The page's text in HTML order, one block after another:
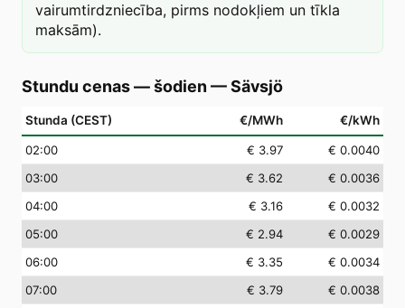
vairumtirdzniecība, pirms nodokļiem un tīkla
maksām).
Stundu cenas — šodien —Sävsjö
Stunda (CEST) €/MWh €/kWh
02:00 € 3.97
€ 0.0040
03:00 € 3.62
€ 0.0036
04:00 € 3.16
€ 0.0032
05:00 € 2.94
€ 0.0029
06:00 € 3.35
€ 0.0034
07:00 € 3.79
€ 0.0038